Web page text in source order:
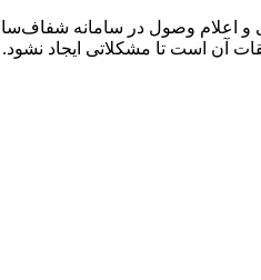
وصول در سامانه شفاف‌سازی،
آن است تا مشکلاتی ایجاد نشود.